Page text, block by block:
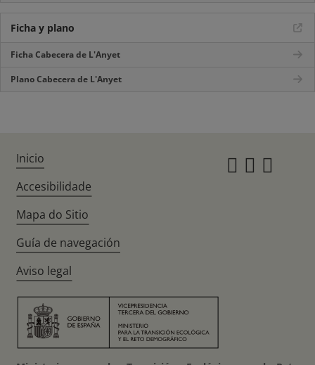
Ficha y plano
Ficha Cabecera de L'Anyet
Plano Cabecera de L'Anyet
Inicio
Accesibilidade
Mapa do Sitio
Guía de navegación
Aviso legal